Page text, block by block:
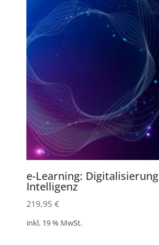
e-Learning:
Intelligenz
219,95 €
inkl. 19 % MwSt.